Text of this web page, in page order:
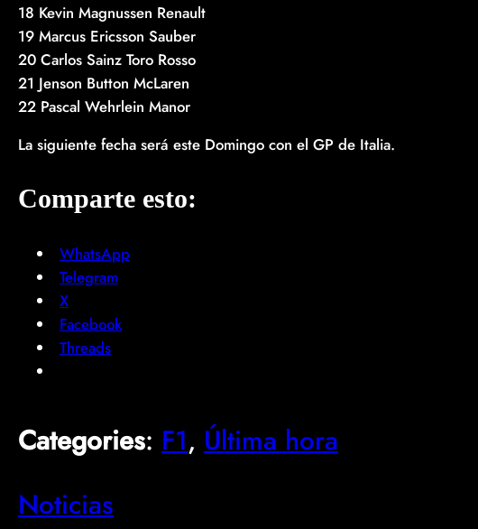
18 Kevin Magnussen Renault
19 Marcus Ericsson Sauber
20 Carlos Sainz Toro Rosso
21 Jenson Button McLaren
22 Pascal Wehrlein Manor
La siguiente fecha será este Domingo con el GP de Italia.
Comparte esto:
WhatsApp
Telegram
X
Facebook
Threads
Categories: F1, Última hora
Noticias